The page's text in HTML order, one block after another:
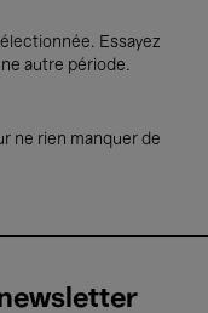
Essayez
autre période.
ne rien manquer de